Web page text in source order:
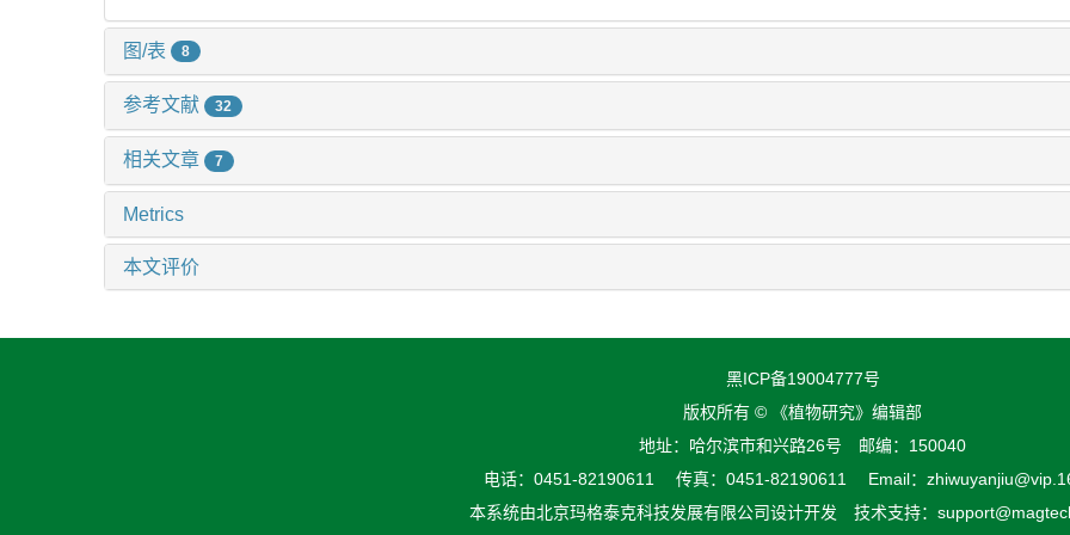
图/表 8
参考文献 32
相关文章 7
Metrics
本文评价
黑ICP备19004777号
版权所有 © 《植物研究》编辑部
地址：哈尔滨市和兴路26号 邮编：150040
电话：0451-82190611 传真：0451-82190611 Email：
本系统由北京玛格泰克科技发展有限公司设计开发 技术支持：